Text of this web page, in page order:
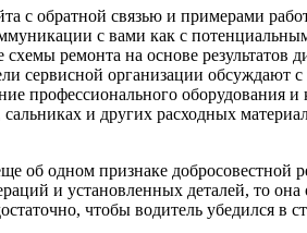
с обратной связью и примерами
с вами как с
ремонта на основе результатов
сервисной организации обсуждают
профессионального оборудования
сальниках и других расходных
об одном признаке
и установленных деталей, то она
чтобы водитель убедился в